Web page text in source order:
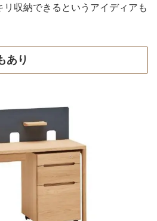
収納できるというアイディアも
あり